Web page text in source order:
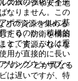
スパックや安全地
"
どの資源を集める
たり、防衛を構築
す。資源がなくな
のゾンビが異なる
は遅いですが、特
なりません。この
ポテンシャルに基
するのか、積極的
とです。これは重
用が直接的に長い
リングウェーブへ